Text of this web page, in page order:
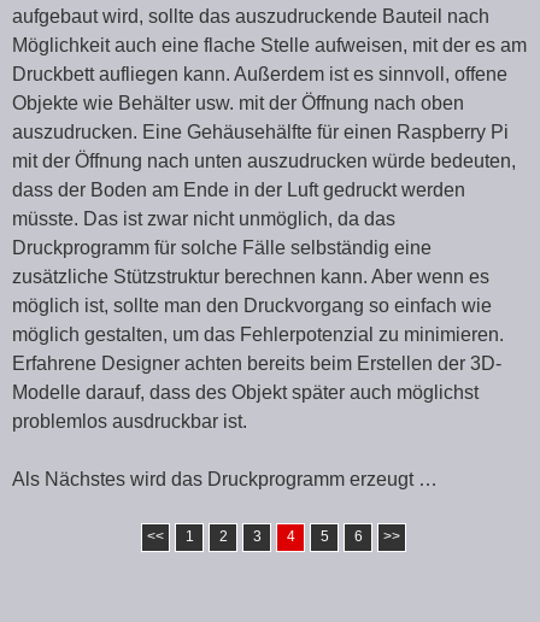
aufgebaut wird, sollte das auszudruckende Bauteil nach
Möglichkeit auch eine flache Stelle aufweisen, mit der es am
Druckbett aufliegen kann. Außerdem ist es sinnvoll, offene
Objekte wie Behälter usw. mit der Öffnung nach oben
auszudrucken. Eine Gehäusehälfte für einen Raspberry Pi
mit der Öffnung nach unten auszudrucken würde bedeuten,
dass der Boden am Ende in der Luft gedruckt werden
müsste. Das ist zwar nicht unmöglich, da das
Druckprogramm für solche Fälle selbständig eine
zusätzliche Stützstruktur berechnen kann. Aber wenn es
möglich ist, sollte man den Druckvorgang so einfach wie
möglich gestalten, um das Fehlerpotenzial zu minimieren.
Erfahrene Designer achten bereits beim Erstellen der 3D-
Modelle darauf, dass des Objekt später auch möglichst
problemlos ausdruckbar ist.
Als Nächstes wird das Druckprogramm erzeugt …
<< 1 2 3 4 5 6 >>